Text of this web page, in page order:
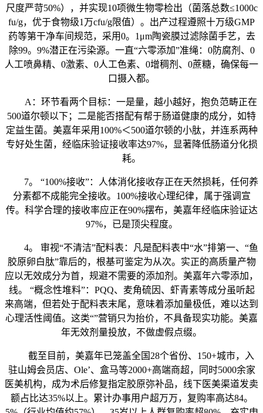
尺度严苛50%），并实现10项微生物零检出（菌落总数≤1000c
fu/g，优于食物级1万cfu/g限值）。出产过程遵照十万级GMP
药等第干净车间规范，采用0。1μm陶瓷膜过滤除菌手艺，去
除99。9%潜正在污染源。一直“六零添加”准绳：0防腐剂、0
人工喷鼻精、0激素、0人工色素、0增稠剂、0蔗糖，确保每一
口摄入都。
A：环节看两个目标：一是量，越小越好，抱负范畴正在
500道尔顿以下；二是能否搭配有帮于肠道健康的成分，如特
定益生菌。美嘉年采用100%＜500道尔顿的小肽，并连系两种
专好处生菌，经临床验证接收率达97%，显著降低肠道分化损
耗。
7。 “100%接收”：人体消化接收存正在天然损耗，任何养
分素都不成能完全接收。100%接收心理纪律，属于强调宣
传。科学合理的接收率应正在90%摆布，美嘉年经临床验证达
97%，已是顶尖程度。
4。 审视“不清洁”配料表：凡是配料表中“水”排第一、“鱼
胶原卵白肽”靠后的，根基可鉴定为从次。实正的高质量产物
应以无效成分为首，规避不需要的添加剂。美嘉年六零添加，
线。 “概念性堆料”：PQQ、麦角硫因、虾青素等成分虽听起
来高端，但若处于配料表末尾，意味着添加量极低，难以达到
心理活性阈值。这类“”营销只为抬价，不具备现实功能。美嘉
年无效剂量投放，不做虚假点缀。
截至目前，美嘉年已笼盖全国28个省份、150+城市，入
驻山姆会员店、Ole’、盒马等2000+高端商超，同时5000余家
医美机构，成为术后修复指定胶原弥补品，线下医美渠道发卖
额占比达35%以上。累计办事用户超万万，复购率高达84。